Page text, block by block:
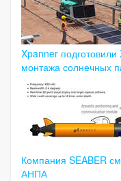
Xpanner
монтажа солнечных
Компания SEABER
АНПА